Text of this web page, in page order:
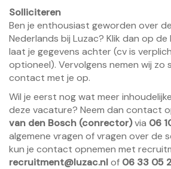
Solliciteren
Ben je enthousiast geworden over
Nederlands bij Luzac? Klik dan op
laat je gegevens achter (cv is
optioneel). Vervolgens nemen wij zo
contact met je op.
Wil je eerst nog wat meer
deze vacature? Neem dan contact
van den Bosch (conrector)via 06
algemene vragen of vragen over de
kun je contact opnemen met
recruitment@luzac.nlof 06 33 05